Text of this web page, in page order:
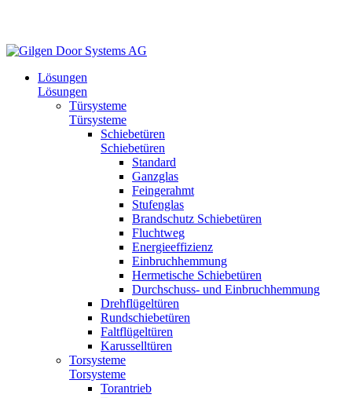
Lösungen
Lösungen
Türsysteme
Türsysteme
Schiebetüren
Schiebetüren
Standard
Ganzglas
Feingerahmt
Stufenglas
Brandschutz Schiebetüren
Fluchtweg
Energieeffizienz
Einbruchhemmung
Hermetische Schiebetüren
Durchschuss- und Einbruchhemmung
Drehflügeltüren
Rundschiebetüren
Faltflügeltüren
Karusselltüren
Torsysteme
Torsysteme
Torantrieb